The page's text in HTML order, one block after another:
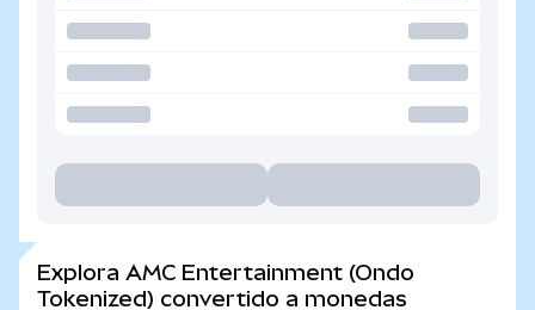
Explora AMC Entertainment (Ondo
Tokenized) convertido a monedas